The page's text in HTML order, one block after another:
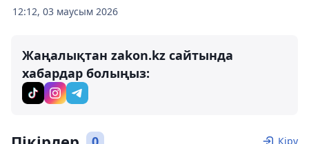
12:12, 03 маусым 2026
Жаңалықтан zakon.kz сайтында
хабардар болыңыз:
Кіру